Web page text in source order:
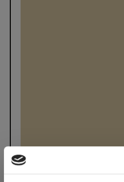
Star Favorit
Star Favorit P2 E05 0081